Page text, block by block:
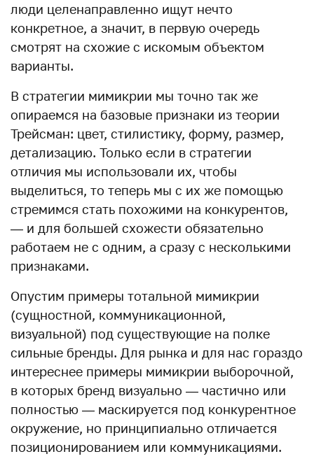
люди целенаправленно ищут нечто
конкретное, а значит, в первую очередь
смотрят на схожие с искомым объектом
варианты.
В стратегии мимикрии мы точно так же
опираемся на базовые признаки из теории
Трейсман: цвет, стилистику, форму, размер,
детализацию. Только если в стратегии
отличия мы использовали их, чтобы
выделиться, то теперь мы с их же помощью
стремимся стать похожими на конкурентов,
— и для большей схожести обязательно
работаем не с одним, а сразу с несколькими
признаками.
Опустим примеры тотальной мимикрии
(сущностной, коммуникационной,
визуальной) под существующие на полке
сильные бренды. Для рынка и для нас гораздо
интереснее примеры мимикрии выборочной,
в которых бренд визуально — частично или
полностью — маскируется под конкурентное
окружение, но принципиально отличается
позиционированием или коммуникациями.